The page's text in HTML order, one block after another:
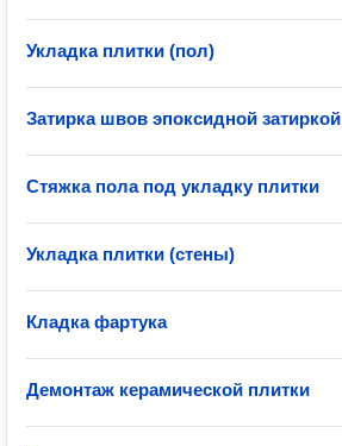
Укладка плитки (пол)
Затирка швов эпоксидной затиркой
Стяжка пола под укладку плитки
Укладка плитки (стены)
Кладка фартука
Демонтаж керамической плитки